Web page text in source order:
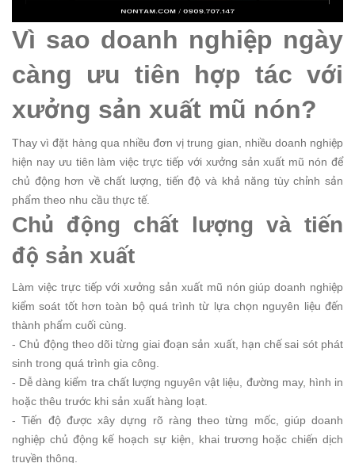
Vì sao doanh nghiệp ngày
càng ưu tiên hợp tác với
xưởng sản xuất mũ nón?
Thay vì đặt hàng qua nhiều đơn vị trung gian, nhiều doanh nghiệp
hiện nay ưu tiên làm việc trực tiếp với xưởng sản xuất mũ nón để
chủ động hơn về chất lượng, tiến độ và khả năng tùy chỉnh sản
phẩm theo nhu cầu thực tế.
Chủ động chất lượng và tiến
độ sản xuất
Làm việc trực tiếp với xưởng sản xuất mũ nón giúp doanh nghiệp
kiểm soát tốt hơn toàn bộ quá trình từ lựa chọn nguyên liệu đến
thành phẩm cuối cùng.
- Chủ động theo dõi từng giai đoạn sản xuất, hạn chế sai sót phát
sinh trong quá trình gia công.
- Dễ dàng kiểm tra chất lượng nguyên vật liệu, đường may, hình in
hoặc thêu trước khi sản xuất hàng loạt.
- Tiến độ được xây dựng rõ ràng theo từng mốc, giúp doanh
nghiệp chủ động kế hoạch sự kiện, khai trương hoặc chiến dịch
truyền thông.